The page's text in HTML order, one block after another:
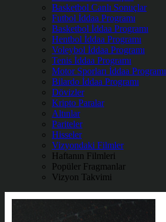
Basketbol Canlı Sonuçlar
Futbol İddaa Programı
Basketbol İddaa Programı
Hentbol İddaa Programı
Voleybol İddaa Programı
Tenis İddaa Programı
Motor Sporları İddaa Programı
Bilardo İddaa Programı
Dövizler
Kripto Paralar
Altınlar
Pariteler
Hisseler
Vizyondaki Filmler
Haftanın Filmleri
Popüler Fragmanlar
Vizyon Takvimi